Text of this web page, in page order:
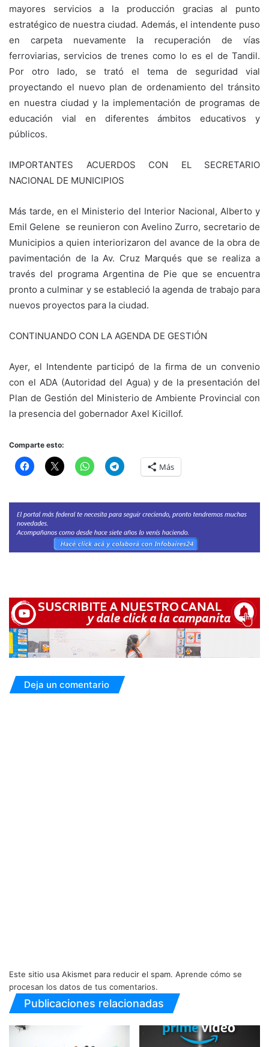
mayores servicios a la producción gracias al punto
estratégico de nuestra ciudad. Además, el intendente puso
en carpeta nuevamente la recuperación de vías
ferroviarias, servicios de trenes como lo es el de Tandil.
Por otro lado, se trató el tema de seguridad vial
proyectando el nuevo plan de ordenamiento del tránsito
en nuestra ciudad y la implementación de programas de
educación vial en diferentes ámbitos educativos y
públicos.
IMPORTANTES ACUERDOS CON EL SECRETARIO
NACIONAL DE MUNICIPIOS
Más tarde, en el Ministerio del Interior Nacional, Alberto y
Emil Gelene se reunieron con Avelino Zurro, secretario de
Municipios a quien interiorizaron del avance de la obra de
pavimentación de la Av. Cruz Marqués que se realiza a
través del programa Argentina de Pie que se encuentra
pronto a culminar y se estableció la agenda de trabajo para
nuevos proyectos para la ciudad.
CONTINUANDO CON LA AGENDA DE GESTIÓN
Ayer, el Intendente participó de la firma de un convenio
con el ADA (Autoridad del Agua) y de la presentación del
Plan de Gestión del Ministerio de Ambiente Provincial con
la presencia del gobernador Axel Kicillof.
Comparte esto:
Más
Deja un comentario
Este sitio usa Akismet para reducir el spam. Aprende cómo se
procesan los datos de tus comentarios.
Publicaciones relacionadas